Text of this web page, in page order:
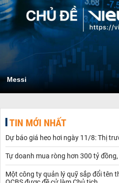
Messi
TIN MỚI NHẤT
Dự báo giá heo hơi ngày 11/8: Thị
Tự doanh mua ròng hơn 300 tỷ
Một công ty quản lý quỹ sắp đổi tên